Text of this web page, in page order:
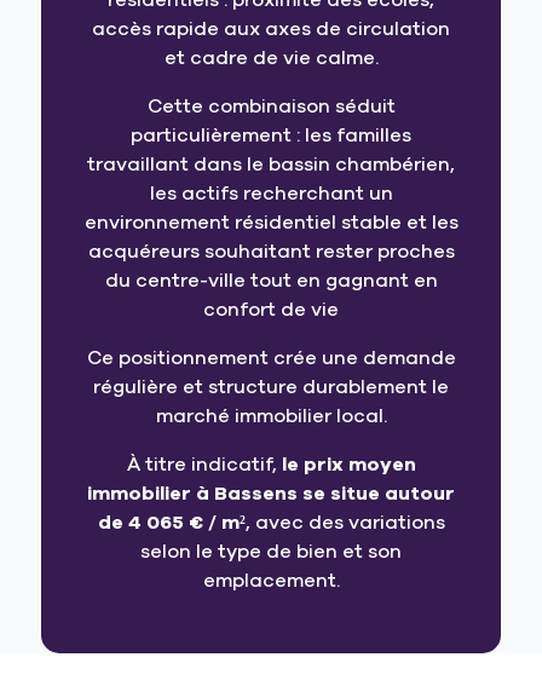
accès rapide aux axes de circulation
et cadre de vie calme.
Cette combinaison séduit
particulièrement : les familles
travaillant dans le bassin chambérien,
les actifs recherchant un
environnement résidentiel stable et les
acquéreurs souhaitant rester proches
du centre-ville tout en gagnant en
confort de vie
Ce positionnement crée une demande
régulière et structure durablement le
marché immobilier local.
À titre indicatif, le prix moyen
immobilier à Bassens se situe autour
de 4 065 € / m², avec des variations
selon le type de bien et son
emplacement.